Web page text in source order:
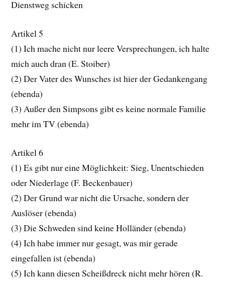
Dienstweg schicken
Artikel 5
(1) Ich mache nicht nur leere Versprechungen, ich halte
mich auch dran (E. Stoiber)
(2) Der Vater des Wunsches ist hier der Gedankengang
(ebenda)
(3) Außer den Simpsons gibt es keine normale Familie
mehr im TV (ebenda)
Artikel 6
(1) Es gibt nur eine Möglichkeit: Sieg, Unentschieden
oder Niederlage (F. Beckenbauer)
(2) Der Grund war nicht die Ursache, sondern der
Auslöser (ebenda)
(3) Die Schweden sind keine Holländer (ebenda)
(4) Ich habe immer nur gesagt, was mir gerade
eingefallen ist (ebenda)
(5) Ich kann diesen Scheißdreck nicht mehr hören (R.